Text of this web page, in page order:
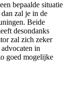
bepaalde situatie
zal je in de
Beide
desondanks
zal zich zeker
in
goed mogelijke